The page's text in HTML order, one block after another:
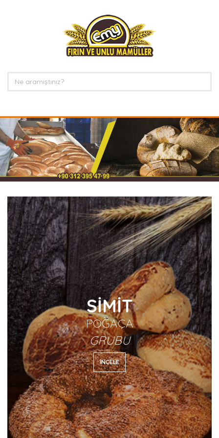
SİMİT
POĞAÇA
GRUBU
İNCELE